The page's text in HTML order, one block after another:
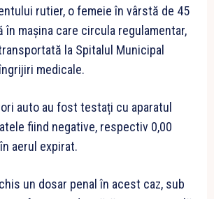
rutier, o femeie în vârstă de 45
în mașina care circula regulamentar,
la Spitalul Municipal
medicale.
auto au fost testați cu aparatul
fiind negative, respectiv 0,00
aerul expirat.
un dosar penal în acest caz, sub